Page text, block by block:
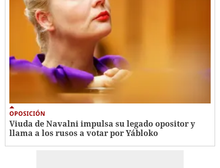
OPOSICIÓN
Viuda de Navalni impulsa su legado opositor y
llama a los rusos a votar por Yábloko